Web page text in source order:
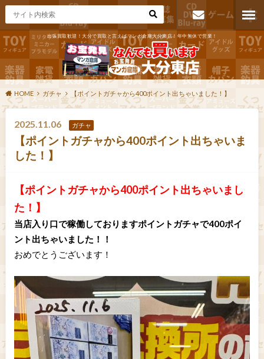
出張買取歓迎！大分で買取と言えばマンガ倉庫大分東店！年中無休で営業！
お問い合わ
せ
HOME ガチャ 【ポイントガチャから400ポイント出ちゃいました！】
2025.11.06 ガチャ
【ポイントガチャから400ポイント出ちゃいま
した！】
【ポイントガチャから400ポイント出ちゃいまし
た！】
当店入り口で稼働しておりますポイントガチャで400ポイ
ント出ちゃいました！！
おめでとうございます！